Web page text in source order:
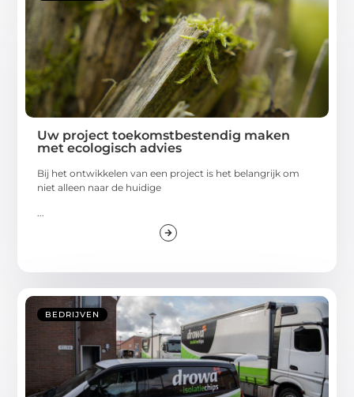
Uw project toekomstbestendig maken
met ecologisch advies
Bij het ontwikkelen van een project is het belangrijk om
niet alleen naar de huidige
...
BEDRIJVEN